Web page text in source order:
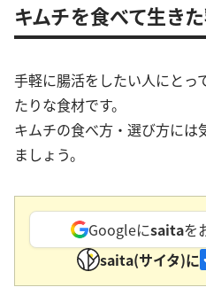
キムチを食べて生き
手軽に腸活をしたい人にとっ
たりな食材です。
キムチの食べ方・選び方には
ましょう。
Googleにsaitaを
saita(サイタ)に